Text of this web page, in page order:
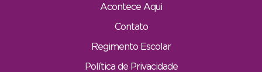
Acontece Aqui
Contato
Regimento Escolar
Política de Privacidade